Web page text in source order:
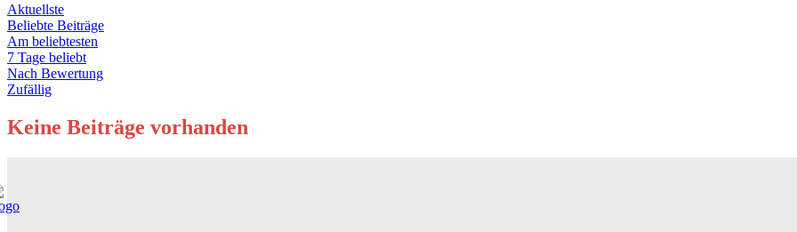
Aktuellste
Beliebte Beiträge
Am beliebtesten
7 Tage beliebt
Nach Bewertung
Zufällig
Keine Beiträge vorhanden